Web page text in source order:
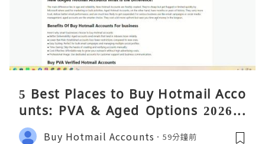
5 Best Places to Buy Hotmail Acco
unts: PVA & Aged Options 2026 –
Complete Reality Guide
Buy Hotmail Accounts 59分鐘前